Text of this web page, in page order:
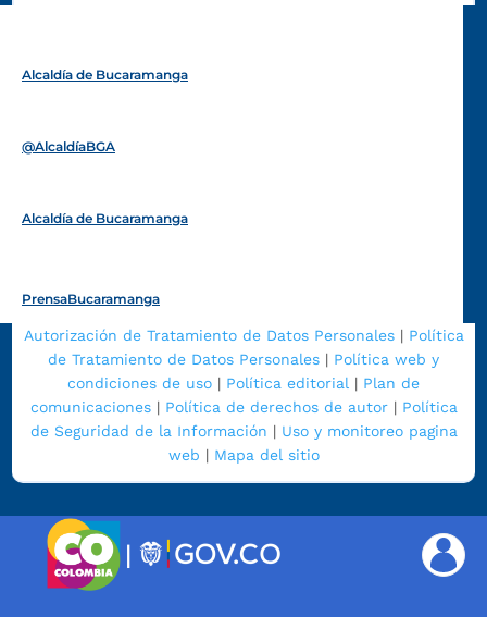
Alcaldía de Bucaramanga
@AlcaldíaBGA
Alcaldía de Bucaramanga
PrensaBucaramanga
Autorización de Tratamiento de Datos Personales| Política
de Tratamiento de Datos Personales | Política web y
condiciones de uso | Política editorial | Plan de
comunicaciones| Política de derechos de autor| Política
de Seguridad de la Información | Uso y monitoreo pagina
web | Mapa del sitio
|